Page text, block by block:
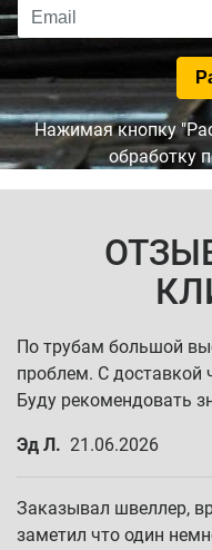
Нажимая кнопку
обработку
По трубам большой
проблем. С доставкой
Буду рекомендовать
Эд Л. 21.06.2026
Заказывал швеллер,
заметил что один